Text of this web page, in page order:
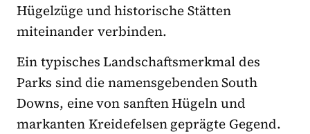
Hügelzüge und historische Stätten
miteinander verbinden.
Ein typisches Landschaftsmerkmal des
Parks sind die namensgebenden South
Downs, eine von sanften Hügeln und
markanten Kreidefelsen geprägte Gegend.